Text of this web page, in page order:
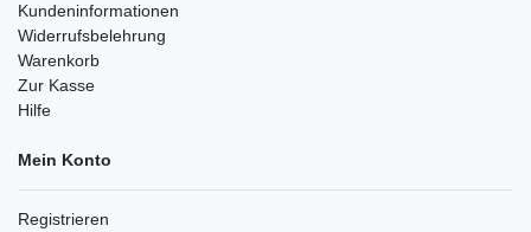
Kundeninformationen
Widerrufsbelehrung
Warenkorb
Zur Kasse
Hilfe
Mein Konto
Registrieren